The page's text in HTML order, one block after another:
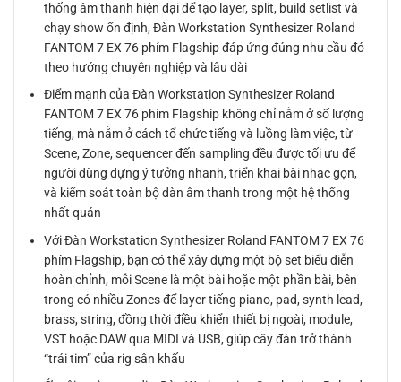
thống âm thanh hiện đại để tạo layer, split, build setlist và
chạy show ổn định, Đàn Workstation Synthesizer Roland
FANTOM 7 EX 76 phím Flagship đáp ứng đúng nhu cầu đó
theo hướng chuyên nghiệp và lâu dài
Điểm mạnh của Đàn Workstation Synthesizer Roland
FANTOM 7 EX 76 phím Flagship không chỉ nằm ở số lượng
tiếng, mà nằm ở cách tổ chức tiếng và luồng làm việc, từ
Scene, Zone, sequencer đến sampling đều được tối ưu để
người dùng dựng ý tưởng nhanh, triển khai bài nhạc gọn,
và kiểm soát toàn bộ dàn âm thanh trong một hệ thống
nhất quán
Với Đàn Workstation Synthesizer Roland FANTOM 7 EX 76
phím Flagship, bạn có thể xây dựng một bộ set biểu diễn
hoàn chỉnh, mỗi Scene là một bài hoặc một phần bài, bên
trong có nhiều Zones để layer tiếng piano, pad, synth lead,
brass, string, đồng thời điều khiển thiết bị ngoài, module,
VST hoặc DAW qua MIDI và USB, giúp cây đàn trở thành
“trái tim” của rig sân khấu